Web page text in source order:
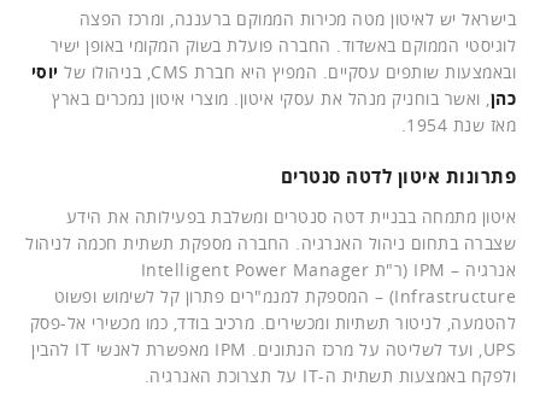
בישראל יש לאיטון מטה מכירות הממוקם ברעננה, ומרכז הפצה
לוגיסטי הממוקם באשדוד. החברה פועלת בשוק המקומי באופן ישיר
ובאמצעות שותפים עסקיים. המפיץ היא חברת CMS, בניהולו של
יוסי
כהן, ואשר בוחניק מנהל את עסקי איטון. מוצרי איטון נמכרים בארץ
מאז שנת 1954.
פתרונות איטון לדטה סנטרים
איטון מתמחה בבניית דטה סנטרים ומשלבת בפעילותה את הידע
שצברה בתחום ניהול האנרגיה. החברה מספקת תשתית חכמה לניהול
אנרגיה – IPM (ר"ת Intelligent Power Manager
Infrastructure) – המספקת למנמ"רים פתרון קל לשימוש ופשוט
להטמעה, לניטור תשתיות ומכשירים. מרכיב בודד, כמו מכשירי אל-פסק
UPS, ועד לשליטה על מרכז הנתונים. IPM מאפשרת לאנשי IT להבין
ולפקח באמצעות תשתית ה-IT על תצרוכת האנרגיה.